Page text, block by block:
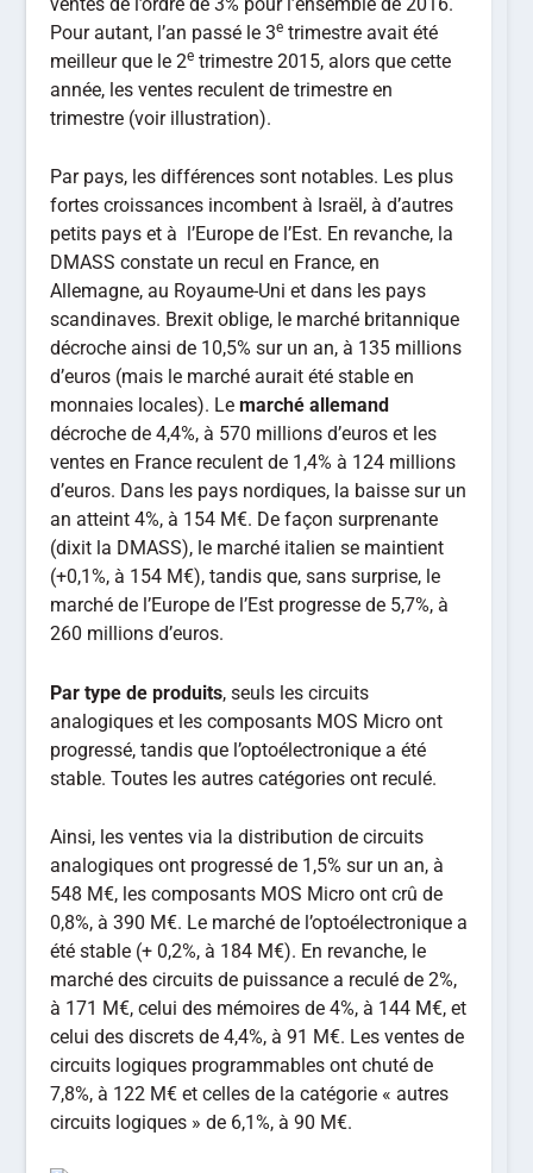
Pour autant, l’an passé le 3e trimestre avait été
meilleur que le 2e trimestre 2015, alors que cette
année, les ventes reculent de trimestre en
trimestre (voir illustration).
Par pays, les différences sont notables. Les plus
fortes croissances incombent à Israël, à d’autres
petits pays et à l’Europe de l’Est. En revanche, la
DMASS constate un recul en France, en
Allemagne, au Royaume-Uni et dans les pays
scandinaves. Brexit oblige, le marché britannique
décroche ainsi de 10,5% sur un an, à 135 millions
d’euros (mais le marché aurait été stable en
monnaies locales). Lemarché allemand
décroche de 4,4%, à 570 millions d’euros et les
ventes en France reculent de 1,4% à 124 millions
d’euros. Dans les pays nordiques, la baisse sur un
an atteint 4%, à 154 M€. De façon surprenante
(dixit la DMASS), le marché italien se maintient
(+0,1%, à 154 M€), tandis que, sans surprise, le
marché de l’Europe de l’Est progresse de 5,7%, à
260 millions d’euros.
Par type de produits, seuls les circuits
analogiques et les composants MOS Micro ont
progressé, tandis que l’optoélectronique a été
stable. Toutes les autres catégories ont reculé.
Ainsi, les ventes via la distribution de circuits
analogiques ont progressé de 1,5% sur un an, à
548 M€, les composants MOS Micro ont crû de
0,8%, à 390 M€. Le marché de l’optoélectronique a
été stable (+ 0,2%, à 184 M€). En revanche, le
marché des circuits de puissance a reculé de 2%,
à 171 M€, celui des mémoires de 4%, à 144 M€, et
celui des discrets de 4,4%, à 91 M€. Les ventes de
circuits logiques programmables ont chuté de
7,8%, à 122 M€ et celles de la catégorie « autres
circuits logiques » de 6,1%, à 90 M€.